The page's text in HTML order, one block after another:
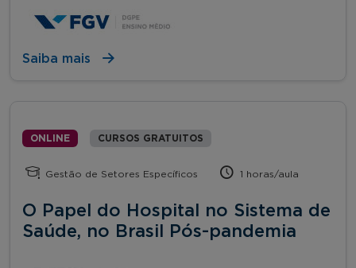
Saiba mais
ONLINE CURSOS GRATUITOS
Gestão de Setores Específicos 1 horas/aula
O Papel do Hospital no Sistema de
Saúde, no Brasil Pós-pandemia